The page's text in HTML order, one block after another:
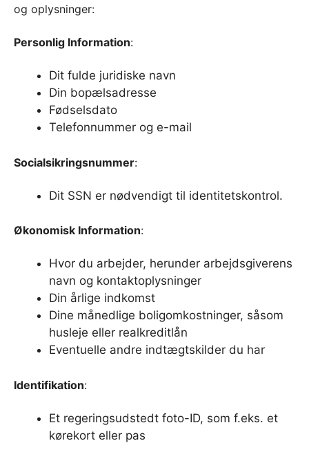
og oplysninger:
Personlig Information:
Dit fulde juridiske navn
Din bopælsadresse
Fødselsdato
Telefonnummer og e-mail
Socialsikringsnummer:
Dit SSN er nødvendigt til identitetskontrol.
Økonomisk Information:
Hvor du arbejder, herunder arbejdsgiverens
navn og kontaktoplysninger
Din årlige indkomst
Dine månedlige boligomkostninger, såsom
husleje eller realkreditlån
Eventuelle andre indtægtskilder du har
Identifikation:
Et regeringsudstedt foto-ID, som f.eks. et
kørekort eller pas